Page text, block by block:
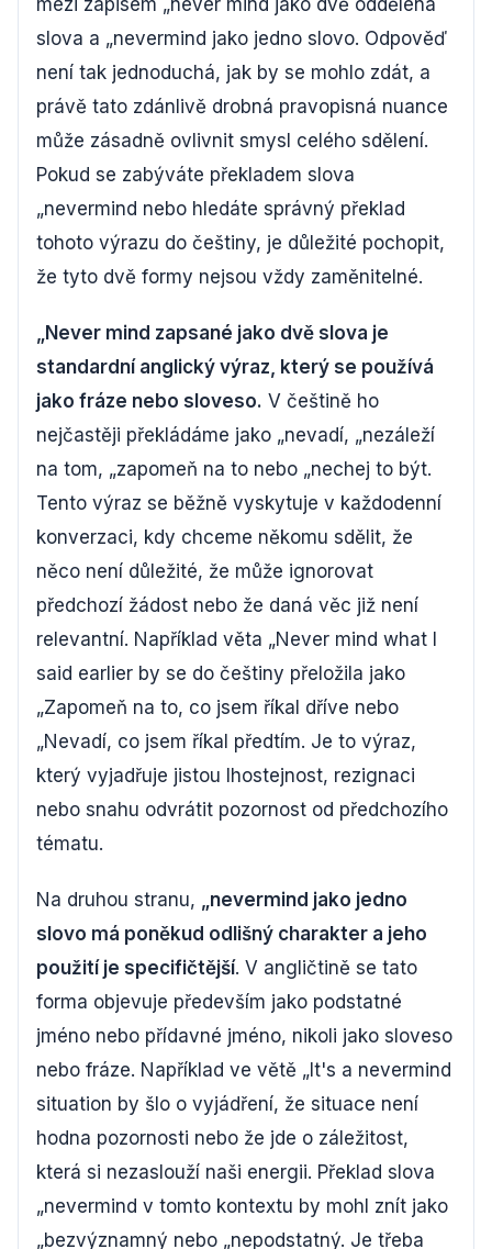
mezi zápisem „never mind jako dvě oddělená
slova a „nevermind jako jedno slovo. Odpověď
není tak jednoduchá, jak by se mohlo zdát, a
právě tato zdánlivě drobná pravopisná nuance
může zásadně ovlivnit smysl celého sdělení.
Pokud se zabýváte překladem slova
„nevermind nebo hledáte správný překlad
tohoto výrazu do češtiny, je důležité pochopit,
že tyto dvě formy nejsou vždy zaměnitelné.
„Never mind zapsané jako dvě slova je
standardní anglický výraz, který se používá
jako fráze nebo sloveso. V češtině ho
nejčastěji překládáme jako „nevadí, „nezáleží
na tom, „zapomeň na to nebo „nechej to být.
Tento výraz se běžně vyskytuje v každodenní
konverzaci, kdy chceme někomu sdělit, že
něco není důležité, že může ignorovat
předchozí žádost nebo že daná věc již není
relevantní. Například věta „Never mind what I
said earlier by se do češtiny přeložila jako
„Zapomeň na to, co jsem říkal dříve nebo
„Nevadí, co jsem říkal předtím. Je to výraz,
který vyjadřuje jistou lhostejnost, rezignaci
nebo snahu odvrátit pozornost od předchozího
tématu.
Na druhou stranu, „nevermind jako jedno
slovo má poněkud odlišný charakter a jeho
použití je specifičtější. V angličtině se tato
forma objevuje především jako podstatné
jméno nebo přídavné jméno, nikoli jako sloveso
nebo fráze. Například ve větě „It's a nevermind
situation by šlo o vyjádření, že situace není
hodna pozornosti nebo že jde o záležitost,
která si nezaslouží naši energii. Překlad slova
„nevermind v tomto kontextu by mohl znít jako
„bezvýznamný nebo „nepodstatný. Je třeba